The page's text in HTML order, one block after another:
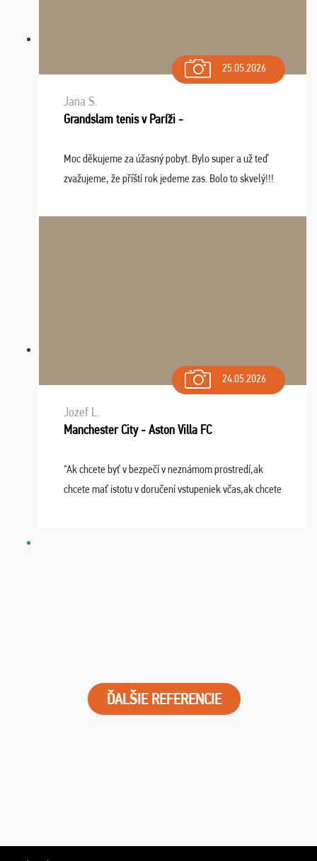
25.05.2026
Jana S.
Grandslam tenis v Paríži -
Moc děkujeme za úžasný pobyt. Bylo super a už teď
zvažujeme, že příští rok jedeme zas. Bolo to skvelý!!!
24.05.2026
Jozef L.
Manchester City - Aston Villa FC
"Ak chcete byť v bezpečí v neznámom prostredí,ak
chcete mať istotu v doručení vstupeniek včas,ak chcete
ĎALŠIE REFERENCIE